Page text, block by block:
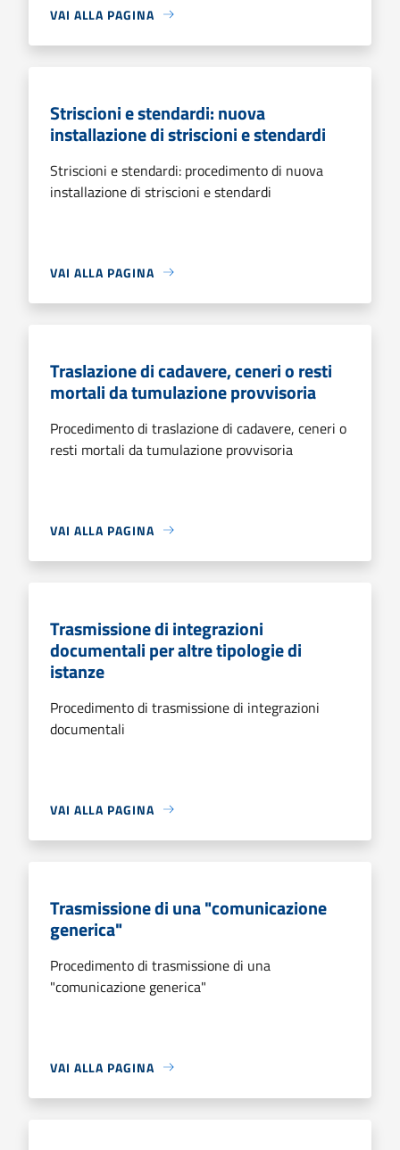
VAI ALLA PAGINA
Striscioni e stendardi: nuova
installazione di striscioni e stendardi
Striscioni e stendardi: procedimento di nuova
installazione di striscioni e stendardi
VAI ALLA PAGINA
Traslazione di cadavere, ceneri o resti
mortali da tumulazione provvisoria
Procedimento di traslazione di cadavere, ceneri o
resti mortali da tumulazione provvisoria
VAI ALLA PAGINA
Trasmissione di integrazioni
documentali per altre tipologie di
istanze
Procedimento di trasmissione di integrazioni
documentali
VAI ALLA PAGINA
Trasmissione di una "comunicazione
generica"
Procedimento di trasmissione di una
"comunicazione generica"
VAI ALLA PAGINA